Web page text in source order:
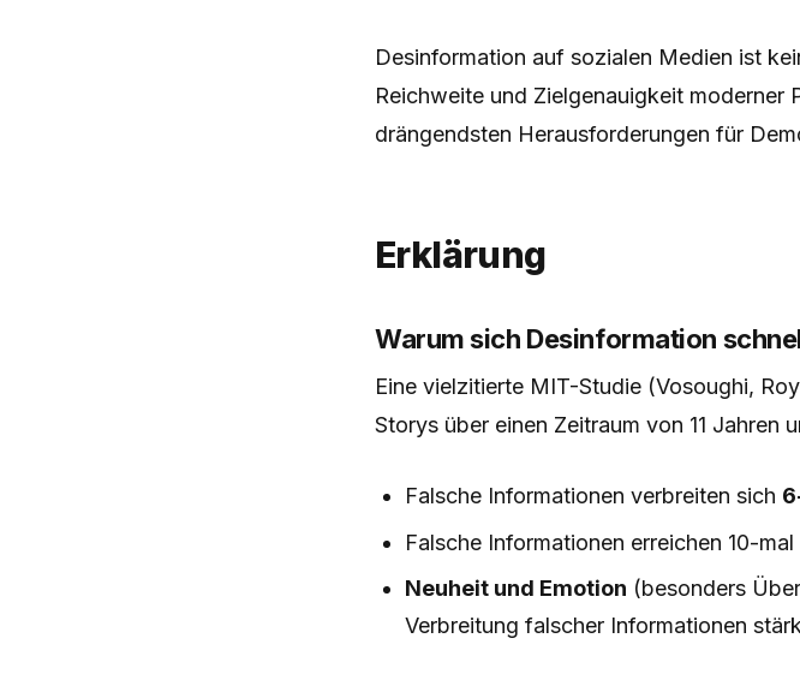
Desinformation auf sozialen Medien ist
Reichweite und Zielgenauigkeit moderner
drängendsten Herausforderungen für
Erklärung
Warum sich Desinformation
Eine vielzitierte MIT-Studie (Vosoughi,
Storys über einen Zeitraum von 11 Jahren
Falsche Informationen verbreiten sich
Falsche Informationen erreichen 10-
Neuheit und Emotion (besonders
Verbreitung falscher Informationen